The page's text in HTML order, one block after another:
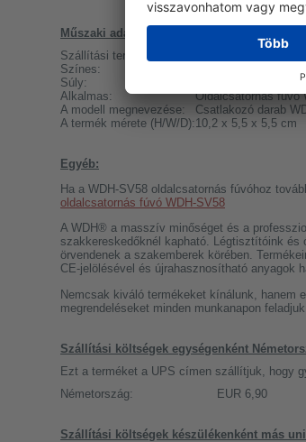
Műszaki adatok:
Szállítási terjedelem:
Színes:
Súly:
Alkalmas:
Oldalcsatornás fúvó
A modell megnevezése:
Csatlakozó darab
A termék mérete (H/W/D):10,2 x 5,5 x 5,5 cm
Egyéb:
Ha a WDH-SV58 oldalcsatornás fúvóhoz
oldalcsatornás fúvó WDH-SV58
A WDH® a masszív minőséget és a
szakkereskedőknél kapható. Légtisztítóink és
örvendenek a szakemberek körében.
CE-jelölésével és újrahasznosítható anyagok
Nemcsak kiváló termékeket kínálunk, hanem
megrendeléseket minden munkanapon
Szállítási költségek egységenként
Ezt a terméket a UPS címen szállítjuk, hogy
Németország:
EUR 6,90
Szállítási költségek készülékenként más